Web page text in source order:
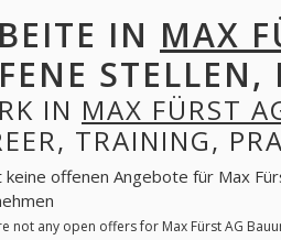
IN MAX
IN MAX FÜRST
TRAINING,
keine offenen Angebote für Max
not any open offers for Max Fürst AG